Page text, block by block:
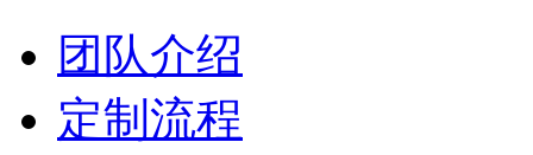
团队介绍
定制流程